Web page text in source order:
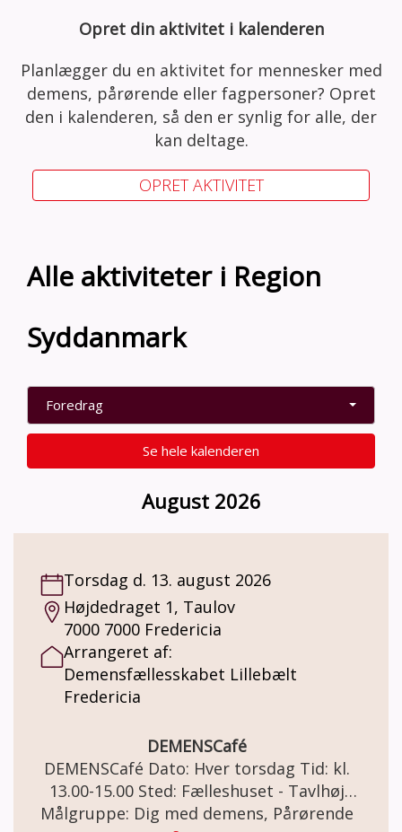
Opret din aktivitet i kalenderen
Planlægger du en aktivitet for mennesker med
demens, pårørende eller fagpersoner? Opret
den i kalenderen, så den er synlig for alle, der
kan deltage.
OPRET AKTIVITET
Alle aktiviteter i Region
Syddanmark
Foredrag
Se hele kalenderen
August 2026
Torsdag d. 13. august 2026
Højdedraget 1, Taulov
7000 7000 Fredericia
Arrangeret af:
Demensfællesskabet Lillebælt
Fredericia
DEMENSCafé
DEMENSCafé Dato: Hver torsdag Tid: kl.
13.00-15.00 Sted: Fælleshuset - Tavlhøj
Højdedraget 1, Taulov, 7000 Fredericia
Målgruppe: Dig med demens, Pårørende